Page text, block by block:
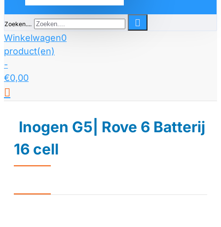
Zoeken....
Winkelwagen0
product(en)
-
€0,00
Inogen G5| Rove 6 Batterij
16 cell